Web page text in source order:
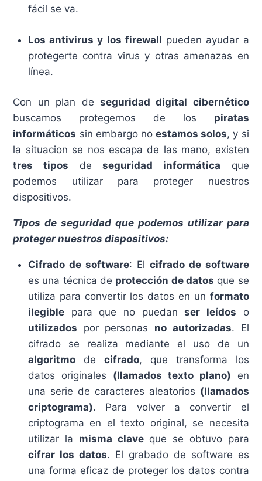
fácil se va.
Los antivirus y los firewall pueden ayudar a
protegerte contra virus y otras amenazas en
línea.
Con un plan de seguridad digital cibernético
buscamos protegernos de los piratas
informáticos sin embargo noestamos solos, y si
la situacion se nos escapa de las mano, existen
tres tipos deseguridad informática que
podemos utilizar para proteger nuestros
dispositivos.
Tipos de seguridad que podemos utilizar para
proteger nuestros dispositivos:
Cifrado de software: El cifrado de software
es una técnica de protección de datos que se
utiliza para convertir los datos en un formato
ilegiblepara que no puedanser leídos o
utilizados por personas no autorizadas. El
cifrado se realiza mediante el uso de un
algoritmode cifrado, que transforma los
datos originales (llamados texto plano) en
una serie de caracteres aleatorios (llamados
criptograma). Para volver a convertir el
criptograma en el texto original, se necesita
utilizar la misma clave que se obtuvo para
cifrar los datos. El grabado de software es
una forma eficaz de proteger los datos contra